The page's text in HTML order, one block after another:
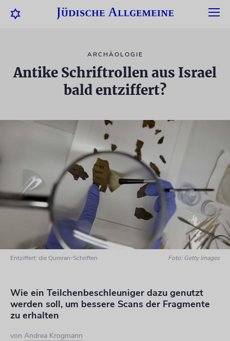
ARCHÄOLOGIE
Antike Schriftrollen aus Israel
bald entziffert?
Entziffert: die Qumran-Schriften Foto: Getty Images
Wie ein Teilchenbeschleuniger dazu genutzt
werden soll, um bessere Scans der Fragmente
zu erhalten
von Andrea Krogmann